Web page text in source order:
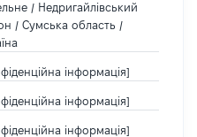
/ Недригайлівський
/ Сумська область /
інформація]
інформація]
інформація]